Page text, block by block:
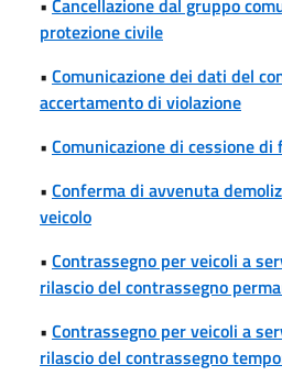
protezione civile
• Comunicazione dei dati del
accertamento di violazione
• Comunicazione di cessione
• Conferma di avvenuta
veicolo
• Contrassegno per veicoli a
rilascio del contrassegno
• Contrassegno per veicoli a
rilascio del contrassegno